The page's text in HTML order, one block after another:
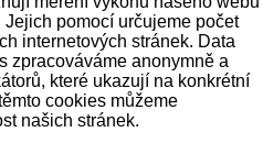
pomocí určujeme počet
internetových stránek. Data
zpracováváme anonymně a
které ukazují na konkrétní
cookies můžeme
našich stránek.